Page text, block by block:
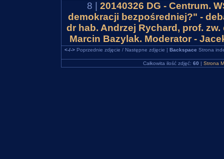
8 | 20140326 DG - Centrum.
demokracji bezpośredniej?" -
dr hab. Andrzej Rychard, prof.
Marcin Bazylak. Moderator -
<-/->Poprzednie zdjęcie / Następne zdjęcie | Backspace Strona
Całkowita ilość zdjęć: 60 | Strona